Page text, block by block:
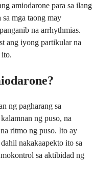
amiodarone para sa ilang
sa mga taong may
na arrhythmias.
ang iyong partikular na
ito.
ng pagharang sa
ng puso, na
ritmo ng puso. Ito ay
nakakaapekto ito sa
sa aktibidad ng